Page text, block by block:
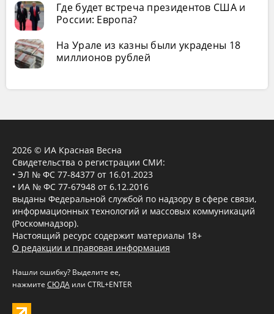
Где будет встреча президентов США и
России: Европа?
На Урале из казны были украдены 18
миллионов рублей
2026 © ИА Красная Весна
Свидетельства о регистрации СМИ:
• ЭЛ № ФС 77-84377 от 16.01.2023
• ИА № ФС 77-67948 от 6.12.2016
выданы Федеральной службой по надзору в сфере связи,
информационных технологий и массовых коммуникаций
(Роскомнадзор).
Настоящий ресурс содержит материалы 18+
О редакции и правовая информация
Нашли ошибку? Выделите ее,
нажмите СЮДА или CTRL+ENTER